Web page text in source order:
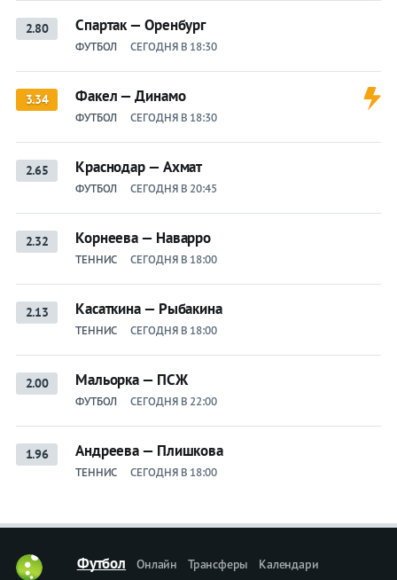
2.80 Спартак — Оренбург
ФУТБОЛ СЕГОДНЯ В 18:30
3.34 Факел — Динамо
ФУТБОЛ СЕГОДНЯ В 18:30
2.65 Краснодар — Ахмат
ФУТБОЛ СЕГОДНЯ В 20:45
2.32 Корнеева — Наварро
ТЕННИС СЕГОДНЯ В 18:00
2.13 Касаткина — Рыбакина
ТЕННИС СЕГОДНЯ В 18:00
2.00 Мальорка — ПСЖ
ФУТБОЛ СЕГОДНЯ В 22:00
1.96 Андреева — Плишкова
ТЕННИС СЕГОДНЯ В 18:00
Футбол Онлайн Трансферы
Календари